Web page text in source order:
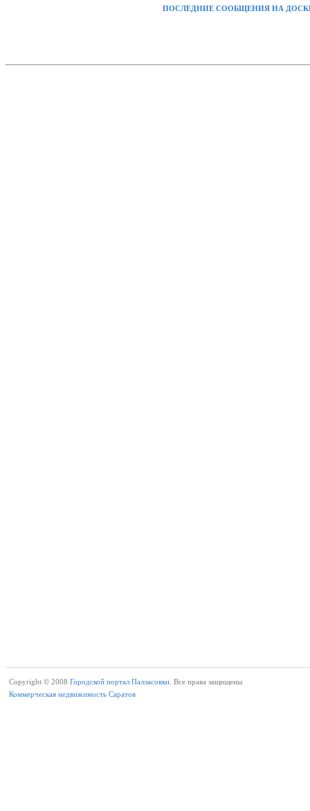
ПОСЛЕДНИЕ СООБЩЕНИЯ НА
Copyright © 2008 Городской портал Палласовки. Все права защищены
Коммерческая недвижимость Саратов